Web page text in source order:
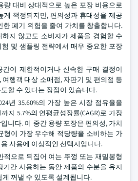
량 대비 상대적으로 높은 포장 비용으로
게 책정되지만, 편의성과 휴대성을 제공
한 폐기 위험을 줄여 가치를 창출합니다.
지 않고도 소비자가 제품을 경험할 수
및 샘플링 전략에서 매우 중요한 포장
간이 제한적이거나 신속한 구매 결정이
행객 대상 소매점, 자판기 및 편의점 등
할 수 있다는 장점이 있습니다.
년 35.60%의 가장 높은 시장 점유율을
지 5.7%의 연평균성장률(CAGR)로 가장
니다. 이 중간 용량 포장은 편의성, 가치
형이 가장 우수해 적당량을 소비하는 가
사용에 이상적인 선택지입니다.
적으로 뒤집어 여는 뚜껑 또는 재밀봉형
기간 사용하는 동안 제품의 수분을 유지
꺼낼 수 있도록 설계됩니다.